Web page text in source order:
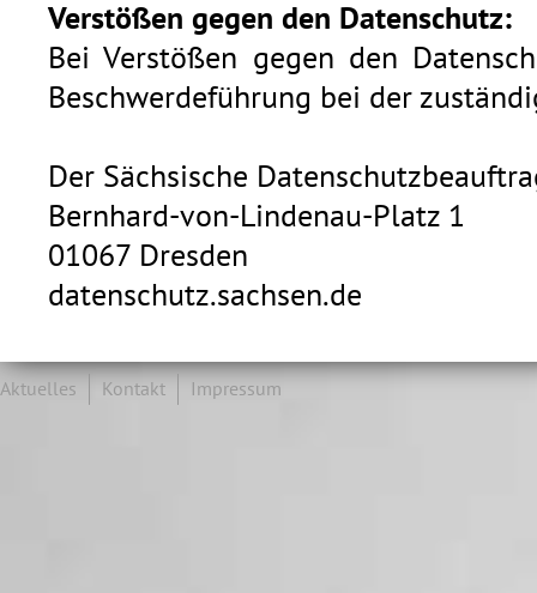
Verstößen gegen den Datenschutz:
Bei Verstößen gegen den
Beschwerdeführung bei der
Der Sächsische
Bernhard-von-Lindenau-Platz 1
01067 Dresden
datenschutz.sachsen.de
Aktuelles Kontakt Impressum